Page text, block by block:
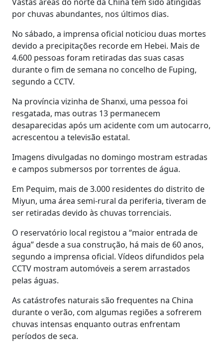
por chuvas abundantes, nos últimos dias.
No sábado, a imprensa oficial noticiou duas mortes
devido a precipitações recorde em Hebei. Mais de
4.600 pessoas foram retiradas das suas casas
durante o fim de semana no concelho de Fuping,
segundo a CCTV.
Na província vizinha de Shanxi, uma pessoa foi
resgatada, mas outras 13 permanecem
desaparecidas após um acidente com um autocarro,
acrescentou a televisão estatal.
Imagens divulgadas no domingo mostram estradas
e campos submersos por torrentes de água.
Em Pequim, mais de 3.000 residentes do distrito de
Miyun, uma área semi-rural da periferia, tiveram de
ser retiradas devido às chuvas torrenciais.
O reservatório local registou a “maior entrada de
água” desde a sua construção, há mais de 60 anos,
segundo a imprensa oficial. Vídeos difundidos pela
CCTV mostram automóveis a serem arrastados
pelas águas.
As catástrofes naturais são frequentes na China
durante o verão, com algumas regiões a sofrerem
chuvas intensas enquanto outras enfrentam
períodos de seca.